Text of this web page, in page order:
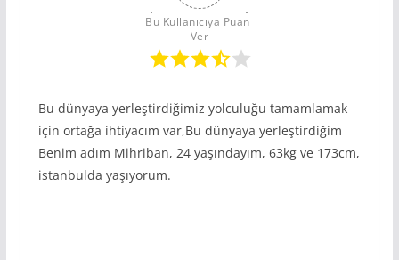
Bu Kullanıcıya Puan
Ver
Bu dünyaya yerleştirdiğimiz yolculuğu tamamlamak
için ortağa ihtiyacım var,Bu dünyaya yerleştirdiğim
Benim adım Mihriban, 24 yaşındayım, 63kg ve 173cm,
istanbulda yaşıyorum.